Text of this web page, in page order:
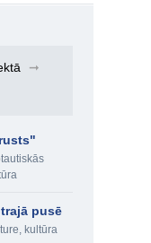
➞
pusē
kultūra